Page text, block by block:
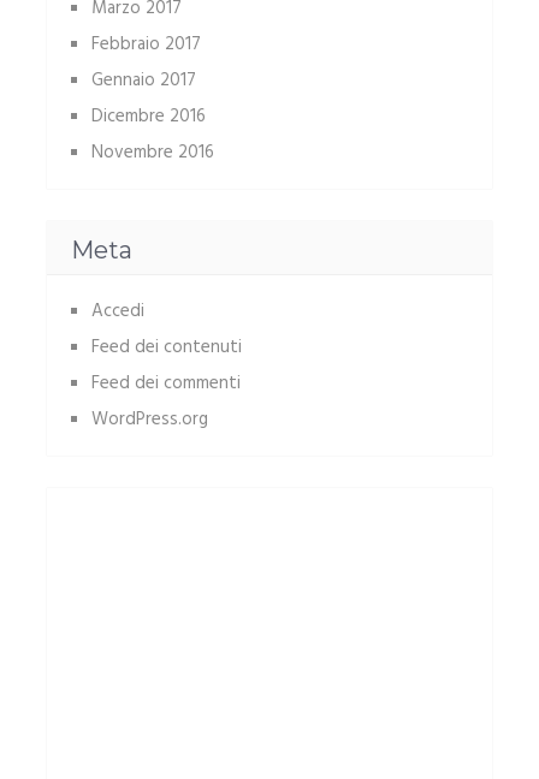
Marzo 2017
Febbraio 2017
Gennaio 2017
Dicembre 2016
Novembre 2016
Meta
Accedi
Feed dei contenuti
Feed dei commenti
WordPress.org